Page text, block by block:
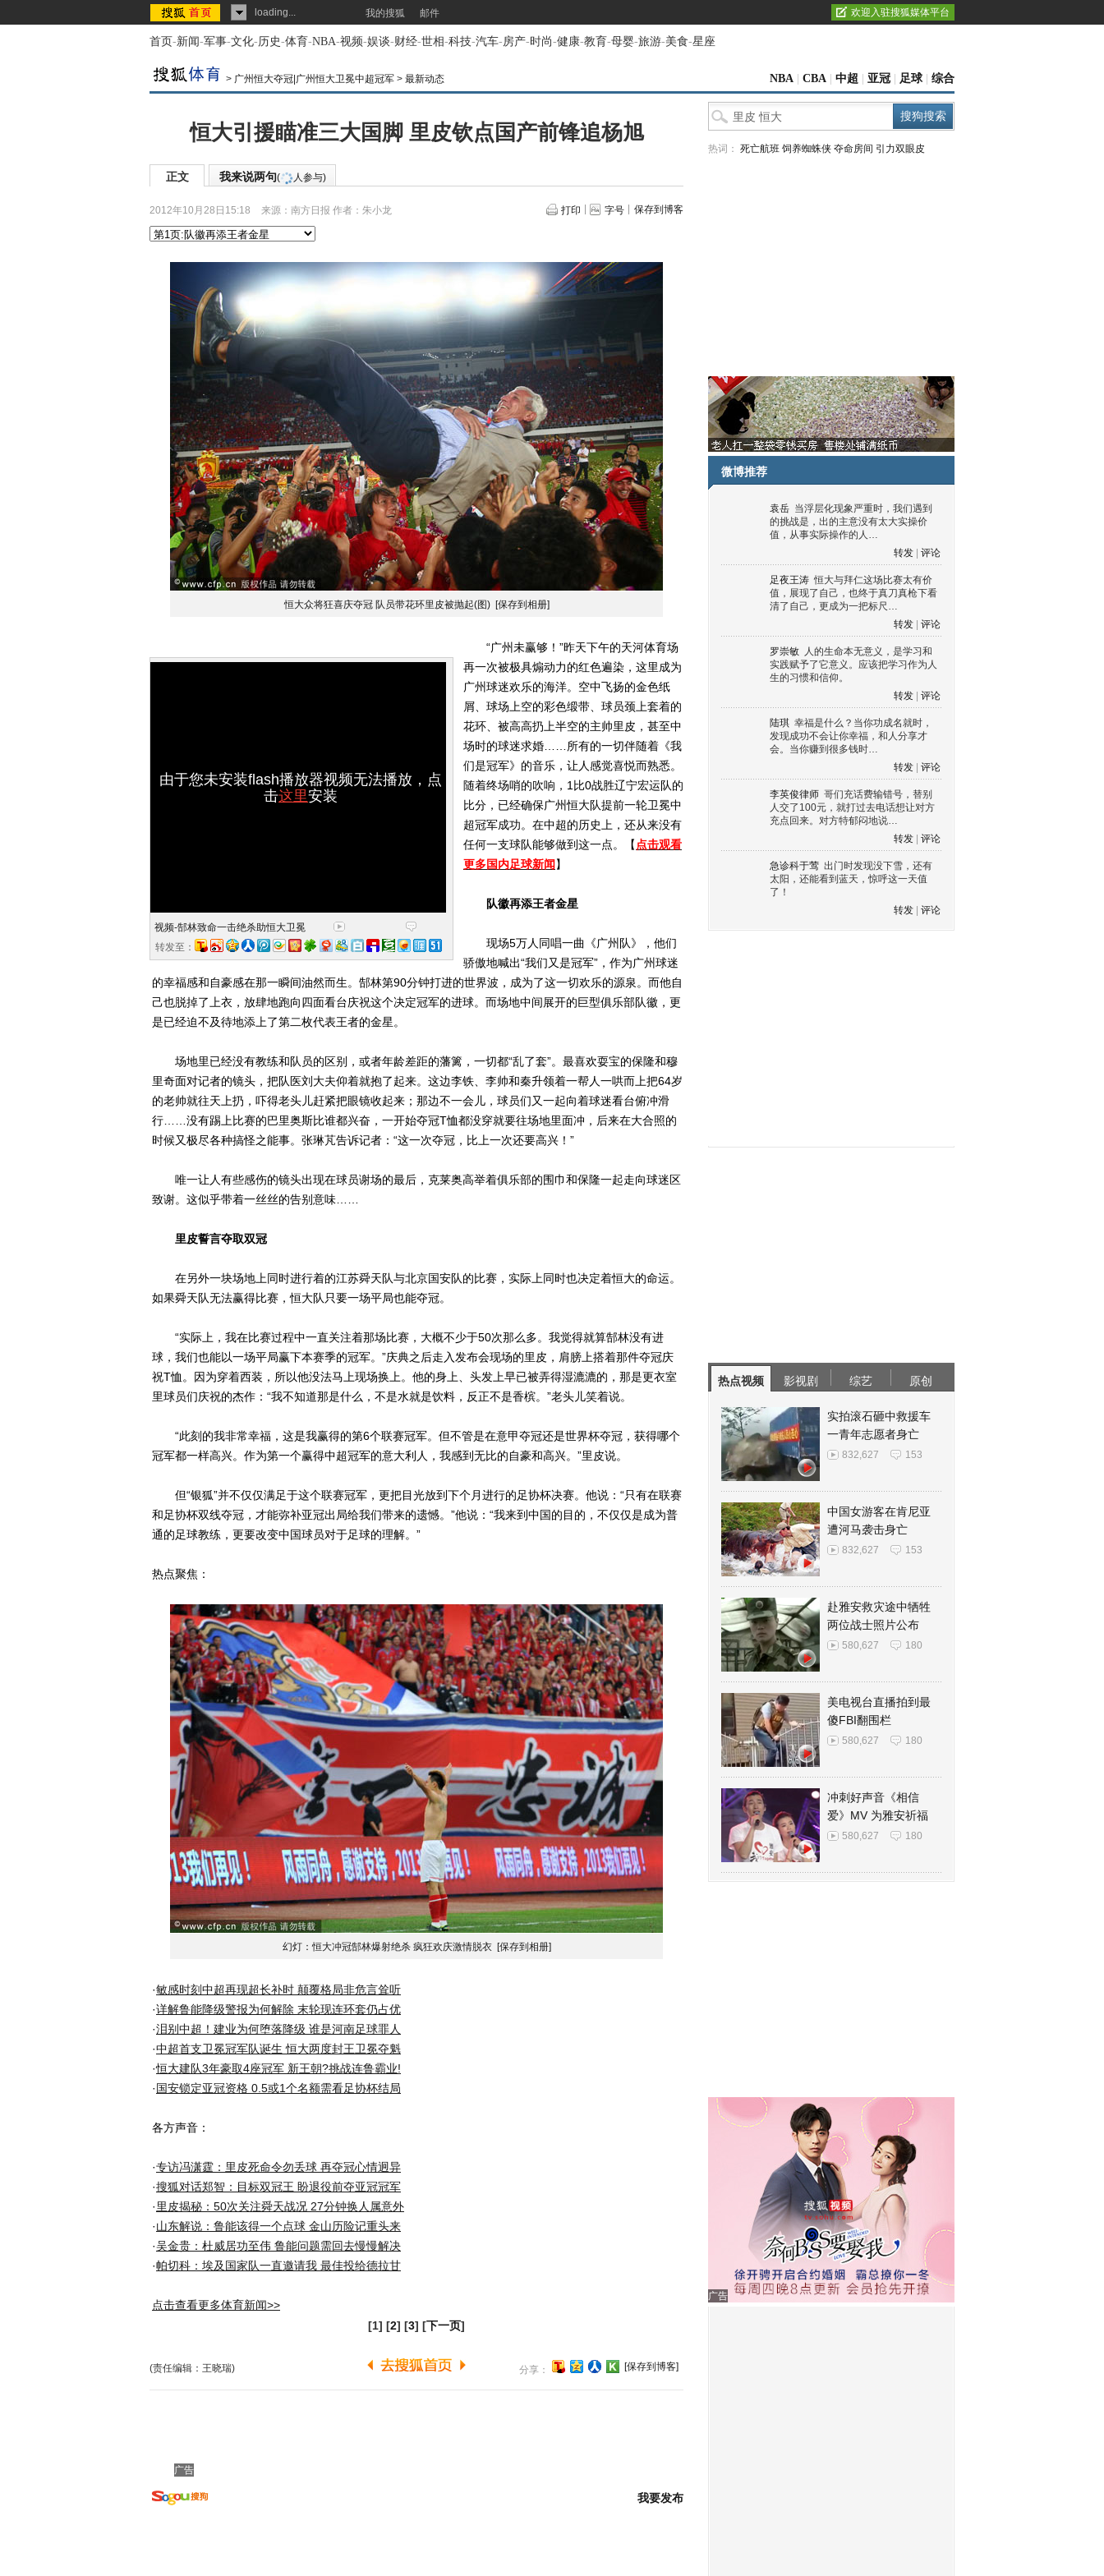
loading... 我的搜狐 邮件 欢迎入驻搜狐媒体平台
首页-新闻-军事-文化-历史-体育-NBA-视频-娱谈-财经-世相-科技-汽车-房产-时尚-健康-教育-母婴-旅游-美食-星座
> 广州恒大夺冠|广州恒大卫冕中超冠军 > 最新动态 NBA CBA 中超 亚冠 足球 综合
恒大引援瞄准三大国脚 里皮钦点国产前锋追杨旭
正文 我来说两句( 人参与)
2012年10月28日15:18 来源： 南方日报 作者：朱小龙 打印 字号 保存到博客
恒大众将狂喜庆夺冠 队员带花环里皮被抛起(图) [保存到相册]
由于您未安装flash播放器视频无法播放，点
击这里安装
视频-郜林致命一击绝杀助恒大卫冕
转发至：
“广州未赢够！”昨天下午的天河体育场
再一次被极具煽动力的红色遍染，这里成为
广州球迷欢乐的海洋。空中飞扬的金色纸
屑、球场上空的彩色缎带、球员颈上套着的
花环、被高高扔上半空的主帅里皮，甚至中
场时的球迷求婚……所有的一切伴随着《我
们是冠军》的音乐，让人感觉喜悦而熟悉。
随着终场哨的吹响，1比0战胜辽宁宏运队的
比分，已经确保广州恒大队提前一轮卫冕中
超冠军成功。在中超的历史上，还从来没有
任何一支球队能够做到这一点。【 点击观看
更多国内足球新闻 】
队徽再添王者金星
现场5万人同唱一曲《广州队》，他们
骄傲地喊出“我们又是冠军”，作为广州球迷
的幸福感和自豪感在那一瞬间油然而生。郜林第90分钟打进的世界波，成为了这一切欢乐的源泉。而他自
己也脱掉了上衣，放肆地跑向四面看台庆祝这个决定冠军的进球。而场地中间展开的巨型俱乐部队徽，更
是已经迫不及待地添上了第二枚代表王者的金星。
场地里已经没有教练和队员的区别，或者年龄差距的藩篱，一切都“乱了套”。最喜欢耍宝的保隆和穆
里奇面对记者的镜头，把队医刘大夫仰着就抱了起来。这边李铁、李帅和秦升领着一帮人一哄而上把64岁
的老帅就往天上扔，吓得老头儿赶紧把眼镜收起来；那边不一会儿，球员们又一起向着球迷看台俯冲滑
行……没有踢上比赛的巴里奥斯比谁都兴奋，一开始夺冠T恤都没穿就要往场地里面冲，后来在大合照的
时候又极尽各种搞怪之能事。张琳芃告诉记者：“这一次夺冠，比上一次还要高兴！”
唯一让人有些感伤的镜头出现在球员谢场的最后，克莱奥高举着俱乐部的围巾和保隆一起走向球迷区
致谢。这似乎带着一丝丝的告别意味……
里皮誓言夺取双冠
在另外一块场地上同时进行着的江苏舜天队与北京国安队的比赛，实际上同时也决定着恒大的命运。
如果舜天队无法赢得比赛，恒大队只要一场平局也能夺冠。
“实际上，我在比赛过程中一直关注着那场比赛，大概不少于50次那么多。我觉得就算郜林没有进
球，我们也能以一场平局赢下本赛季的冠军。”庆典之后走入发布会现场的里皮，肩膀上搭着那件夺冠庆
祝T恤。因为穿着西装，所以他没法马上现场换上。他的身上、头发上早已被弄得湿漉漉的，那是更衣室
里球员们庆祝的杰作：“我不知道那是什么，不是水就是饮料，反正不是香槟。”老头儿笑着说。
“此刻的我非常幸福，这是我赢得的第6个联赛冠军。但不管是在意甲夺冠还是世界杯夺冠，获得哪个
冠军都一样高兴。作为第一个赢得中超冠军的意大利人，我感到无比的自豪和高兴。”里皮说。
但“银狐”并不仅仅满足于这个联赛冠军，更把目光放到下个月进行的足协杯决赛。他说：“只有在联赛
和足协杯双线夺冠，才能弥补亚冠出局给我们带来的遗憾。”他说：“我来到中国的目的，不仅仅是成为普
通的足球教练，更要改变中国球员对于足球的理解。”
热点聚焦：
幻灯：恒大冲冠郜林爆射绝杀 疯狂欢庆激情脱衣 [保存到相册]
·敏感时刻中超再现超长补时 颠覆格局非危言耸听
·详解鲁能降级警报为何解除 末轮现连环套仍占优
·泪别中超！建业为何堕落降级 谁是河南足球罪人
·中超首支卫冕冠军队诞生 恒大两度封王卫冕夺魁
·恒大建队3年豪取4座冠军 新王朝?挑战连鲁霸业!
· 国安锁定亚冠资格 0.5或1个名额需看足协杯结局
各方声音：
·专访冯潇霆：里皮死命令勿丢球 再夺冠心情迥异
·搜狐对话郑智：目标双冠王 盼退役前夺亚冠冠军
·里皮揭秘：50次关注舜天战况 27分钟换人属意外
·山东解说：鲁能该得一个点球 金山历险记重头来
·吴金贵：杜威居功至伟 鲁能问题需回去慢慢解决
·帕切科：埃及国家队一直邀请我 最佳投给德拉甘
点击查看更多体育新闻>>
[1] [2] [3] [下一页]
(责任编辑：王晓瑞) 分享： [保存到博客]
广告
我要发布
热词： 死亡航班 饲养蜘蛛侠 夺命房间 引力双眼皮
微博推荐
袁岳 当浮层化现象严重时，我们遇到
的挑战是，出的主意没有太大实操价
值，从事实际操作的人…
转发
评论
足夜王涛 恒大与拜仁这场比赛太有价
值，展现了自己，也终于真刀真枪下看
清了自己，更成为一把标尺…
转发
评论
罗崇敏 人的生命本无意义，是学习和
实践赋予了它意义。应该把学习作为人
生的习惯和信仰。
转发
评论
陆琪 幸福是什么？当你功成名就时，
发现成功不会让你幸福，和人分享才
会。当你赚到很多钱时…
转发
评论
李英俊律师 哥们充话费输错号，替别
人交了100元，就打过去电话想让对方
充点回来。对方特郁闷地说…
转发
评论
急诊科于莺 出门时发现没下雪，还有
太阳，还能看到蓝天，惊呼这一天值
了！
转发
评论
热点视频 影视剧 综艺 原创
实拍滚石砸中救援车
一青年志愿者身亡
832,627 153
中国女游客在肯尼亚
遭河马袭击身亡
832,627 153
赴雅安救灾途中牺牲
两位战士照片公布
580,627 180
美电视台直播拍到最
傻FBI翻围栏
580,627 180
冲刺好声音《相信
爱》MV 为雅安祈福
580,627 180
广告